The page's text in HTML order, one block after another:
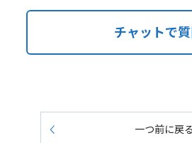
チャットで
一つ前に戻る